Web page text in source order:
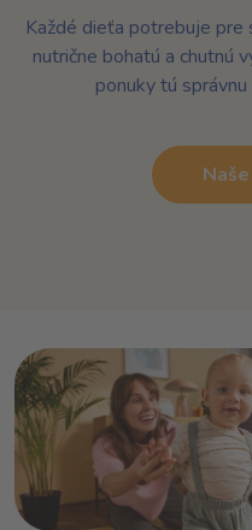
Každé dieťa potrebuje pre
nutrične bohatú a chutnú
ponuky tú